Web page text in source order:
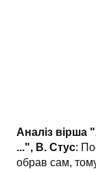
Аналіз вірша
...", В. Стус:
обрав сам,